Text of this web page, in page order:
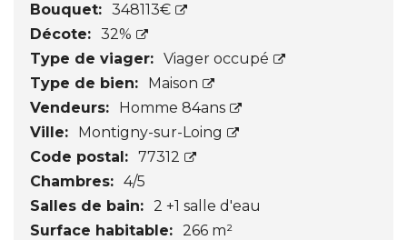
Bouquet: 348113€
Décote: 32%
Type de viager: Viager occupé
Type de bien:
Maison
Vendeurs:
Homme 84ans
Ville:
Montigny-sur-Loing
Code postal: 77312
Chambres: 4/5
Salles de bain: 2 +1 salle d'eau
Surface habitable: 266 m²